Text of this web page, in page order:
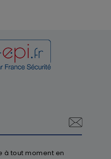
à tout moment en